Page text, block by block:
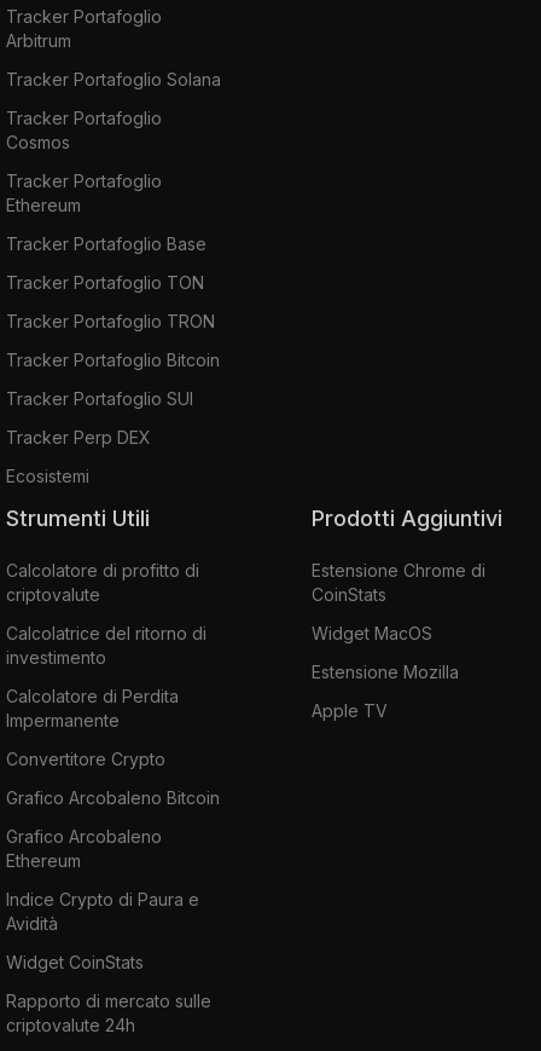
Tracker Portafoglio
Arbitrum
Tracker Portafoglio Solana
Tracker Portafoglio
Cosmos
Tracker Portafoglio
Ethereum
Tracker Portafoglio Base
Tracker Portafoglio TON
Tracker Portafoglio TRON
Tracker Portafoglio Bitcoin
Tracker Portafoglio SUI
Tracker Perp DEX
Ecosistemi
Strumenti Utili
Calcolatore di profitto di
criptovalute
Calcolatrice del ritorno di
investimento
Calcolatore di Perdita
Impermanente
Convertitore Crypto
Grafico Arcobaleno Bitcoin
Grafico Arcobaleno
Ethereum
Indice Crypto di Paura e
Avidità
Widget CoinStats
Rapporto di mercato sulle
criptovalute 24h
Prodotti Aggiuntivi
Estensione Chrome di
CoinStats
Widget MacOS
Estensione Mozilla
Apple TV